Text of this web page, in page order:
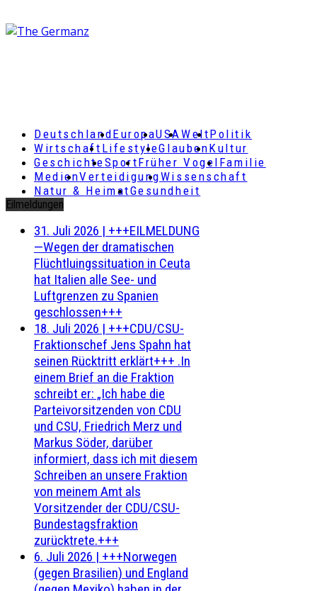
DeutschlandEuropaUSAWeltPolitik
Wirtschaft LifestyleGlaubenKultur
GeschichteSportFrüher Vogel Familie
MedienVerteidigungWissenschaft
Natur & HeimatGesundheit
Eilmeldungen
31. Juli 2026 | +++EILMELDUNG
—Wegen der dramatischen
Flüchtluingssituation in Ceuta
hat Italien alle See- und
Luftgrenzen zu Spanien
geschlossen+++
18. Juli 2026 | +++CDU/CSU-
Fraktionschef Jens Spahn hat
seinen Rücktritt erklärt+++ .In
einem Brief an die Fraktion
schreibt er: „Ich habe die
Parteivorsitzenden von CDU
und CSU, Friedrich Merz und
Markus Söder, darüber
informiert, dass ich mit diesem
Schreiben an unsere Fraktion
von meinem Amt als
Vorsitzender der CDU/CSU-
Bundestagsfraktion
zurücktrete.+++
6. Juli 2026 | +++Norwegen
(gegen Brasilien) und England